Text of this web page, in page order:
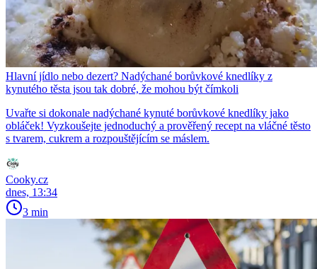
Hlavní jídlo nebo dezert? Nadýchané borůvkové knedlíky z
kynutého těsta jsou tak dobré, že mohou být čímkoli
Uvařte si dokonale nadýchané kynuté borůvkové knedlíky jako
obláček! Vyzkoušejte jednoduchý a prověřený recept na vláčné těsto
s tvarem, cukrem a rozpouštějícím se máslem.
Cooky.cz
dnes, 13:34
3 min